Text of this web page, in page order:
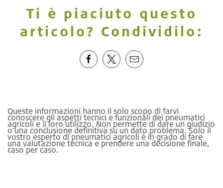
Ti è piaciuto questo
articolo? Condividilo:
Queste informazioni hanno il solo scopo di farvi
conoscere gli aspetti tecnici e funzionali dei pneumatici
agricoli e il loro utilizzo. Non permette di dare un giudizio
o una conclusione definitiva su un dato problema. Solo il
vostro esperto di pneumatici agricoli è in grado di fare
una valutazione tecnica e prendere una decisione finale,
caso per caso.